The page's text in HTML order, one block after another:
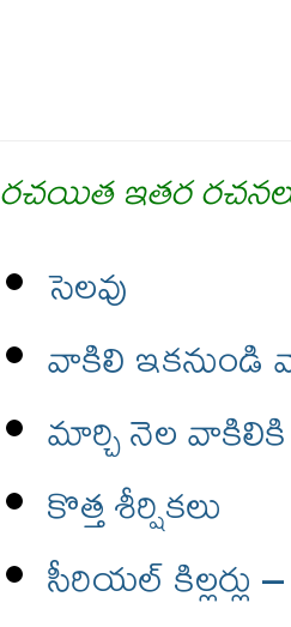
రచయిత ఇతర
సెలవు
వాకిలి
మార్చి నెల
కొత్త శీర్షికలు
సీరియల్ కిల్లర్లు